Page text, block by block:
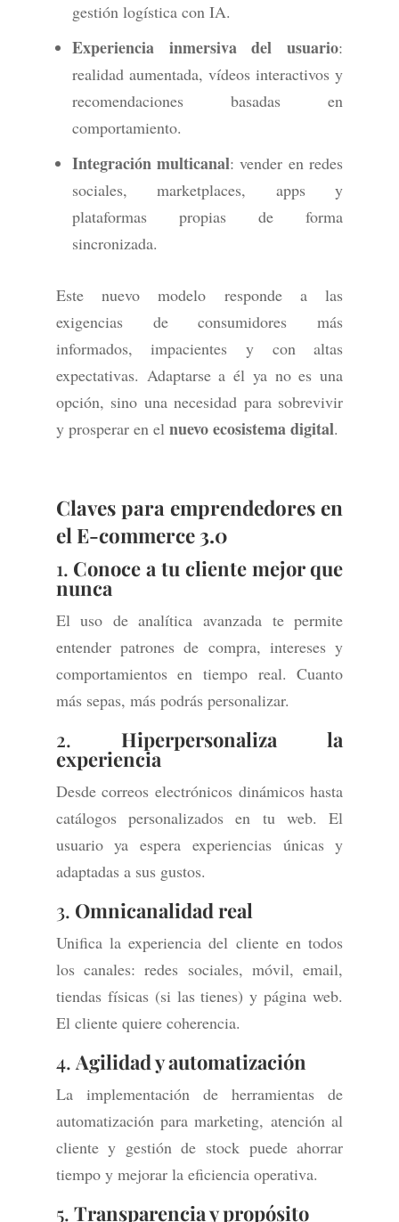
gestión logística con IA.
Experiencia inmersiva del usuario:
realidad aumentada, vídeos interactivos y
recomendaciones basadas en
comportamiento.
Integración multicanal: vender en redes
sociales, marketplaces, apps y
plataformas propias de forma
sincronizada.
Este nuevo modelo responde a las
exigencias de consumidores más
informados, impacientes y con altas
expectativas. Adaptarse a él ya no es una
opción, sino una necesidad para sobrevivir
y prosperar en el nuevo ecosistema digital.
Claves para emprendedores en
el E-commerce 3.0
1. Conoce a tu cliente mejor que
nunca
El uso de analítica avanzada te permite
entender patrones de compra, intereses y
comportamientos en tiempo real. Cuanto
más sepas, más podrás personalizar.
2. Hiperpersonaliza la
experiencia
Desde correos electrónicos dinámicos hasta
catálogos personalizados en tu web. El
usuario ya espera experiencias únicas y
adaptadas a sus gustos.
3. Omnicanalidad real
Unifica la experiencia del cliente en todos
los canales: redes sociales, móvil, email,
tiendas físicas (si las tienes) y página web.
El cliente quiere coherencia.
4.Agilidad y automatización
La implementación de herramientas de
automatización para marketing, atención al
cliente y gestión de stock puede ahorrar
tiempo y mejorar la eficiencia operativa.
5. Transparencia y propósito